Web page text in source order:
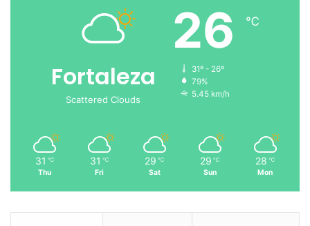
Fortaleza
Scattered Clouds
26 ℃
31º - 26º
79%
5.45 km/h
31 ℃
Thu
31 ℃
Fri
29 ℃
Sat
29 ℃
Sun
28 ℃
Mon